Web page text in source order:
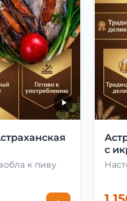
к пиву
с